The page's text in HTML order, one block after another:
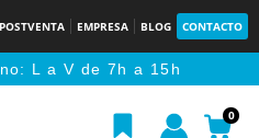
POSTVENTA EMPRESA BLOG CONTACTO
L a V de 7h a 15h
0